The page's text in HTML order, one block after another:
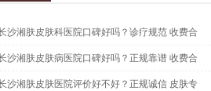
沙湘肤皮肤科医院口碑好吗？诊疗规范 收费合
沙湘肤皮肤病医院口碑好吗？正规靠谱 收费合
沙湘肤皮肤医院评价好不好？正规诚信 皮肤专